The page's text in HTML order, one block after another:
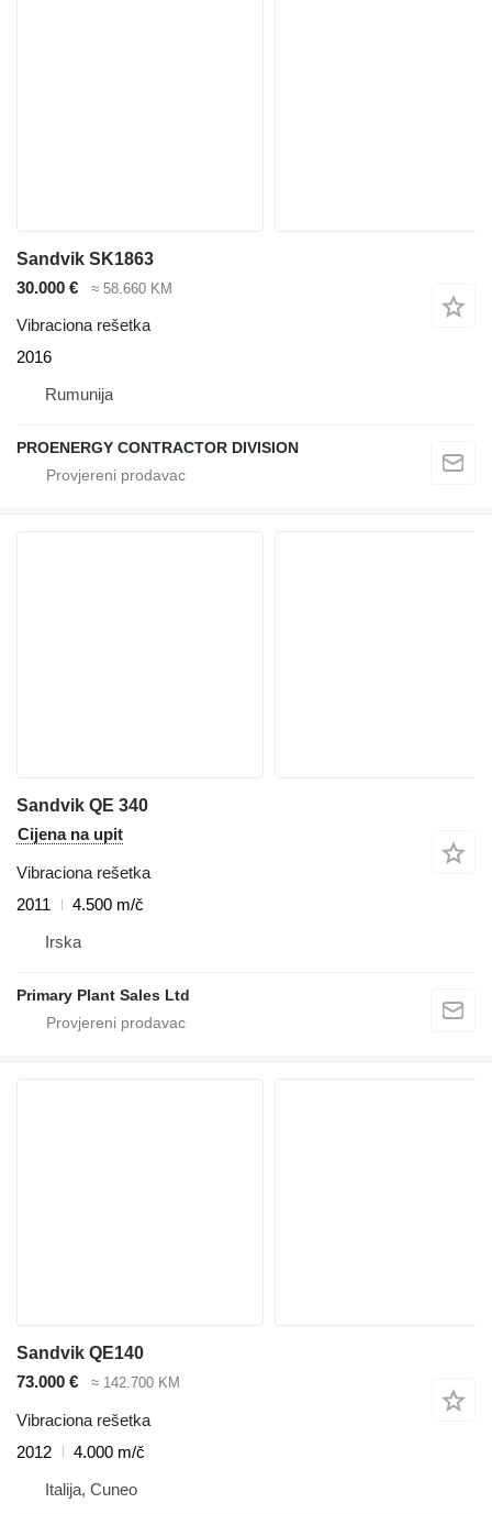
Sandvik SK1863
30.000 €
≈ 58.660 KM
Vibraciona rešetka
2016
Rumunija
PROENERGY CONTRACTOR DIVISION
Sandvik QE 340
Cijena na upit
Vibraciona rešetka
2011
4.500 m/č
Irska
Primary Plant Sales Ltd
Sandvik QE140
73.000 €
≈ 142.700 KM
Vibraciona rešetka
2012
4.000 m/č
Italija, Cuneo